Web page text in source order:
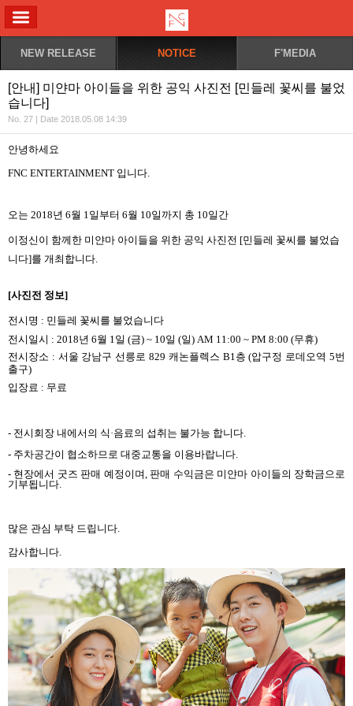
NEW RELEASE NOTICE F'MEDIA
[안내] 미얀마 아이들을 위한 공익 사진전 [민들레 꽃씨를 불었
습니다]
No. 27 | Date 2018.05.08 14:39
안녕하세요
FNC ENTERTAINMENT 입니다
오는 2018년 6월 1일부터 6월 10일까지 총 10일간
이정신이 함께한 미얀마 아이들을 위한 공익 사진전 [민들레 꽃씨를 불었습
니다]를 개최합니다
[사진전 정보]
전시명 : 민들레 꽃씨를 불었습니다
전시일시 : 2018년 6월 1 일 (금) ~ 10일 (일) AM 11:00 ~ PM 8:00 (무휴)
전시장소 : 서울 강남구 선릉로 829 캐논플렉스 B1 층(압구정 로데오역 5번
출구)
입장료 : 무료
- 전시회장 내에서의 식·음료의 섭취는 불가능 합니다
- 주차공간이 협소하므로 대중교통을 이용바랍니다.
- 현장에서 굿즈 판매 예정이며 판매 수익금은 미얀마 아이들의 장학금으로
기부됩니다
많은 관심 부탁 드립니다.
감사합니다